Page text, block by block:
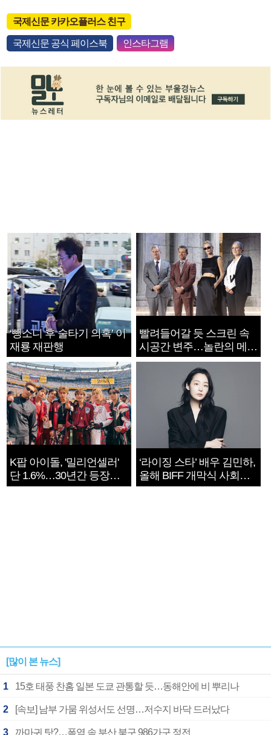
국제신문 카카오플러스 친구
국제신문 공식 페이스북 인스타그램
‘뺑소니 후 술타기 의혹’ 이
재룡 재판행
빨려들어갈 듯 스크린 속
시공간 변주…놀란의 메시
지는 ‘전쟁 속죄’
K팝 아이돌, '밀리언셀러'
단 1.6%…30년간 등장
1182개팀 전수조사
‘라이징 스타’ 배우 김민하,
올해 BIFF 개막식 사회자
확정
[많이 본 뉴스]
1 15호 태풍 찬홈 일본 도쿄 관통할 듯…동해안에 비 뿌리나
2 [속보] 남부 가뭄 위성서도 선명…저수지 바닥 드러났다
3 까마귀 탓?…폭염 속 부산 북구 986가구 정전